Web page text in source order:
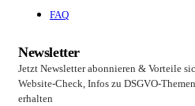
FAQ
Newsletter
Jetzt Newsletter abonnieren & Vorteile
Website-Check, Infos zu DSGVO-
erhalten